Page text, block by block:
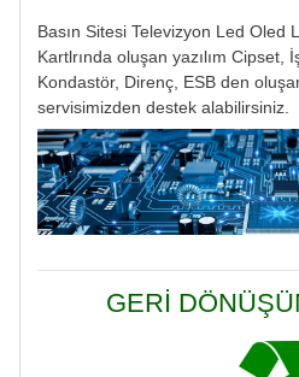
Basın Sitesi Televizyon Led Oled
Kartlrında oluşan yazılım Cipset,
Kondastör, Direnç, ESB den
servisimizden destek alabilirsiniz.
GERİ